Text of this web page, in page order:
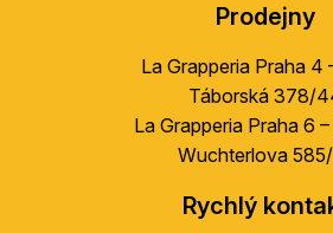
Prodejny
La Grapperia Praha 4
Táborská 378/
La Grapperia Praha 6
Wuchterlova
Rychlý